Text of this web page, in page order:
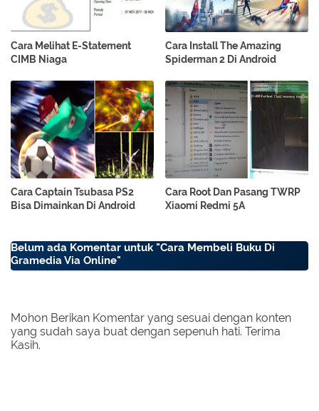
Cara Melihat E-Statement
CIMB Niaga
Cara Install The Amazing
Spiderman 2 Di Android
Cara Captain Tsubasa PS2
Bisa Dimainkan Di Android
Cara Root Dan Pasang TWRP
Xiaomi Redmi 5A
Belum ada Komentar untuk "Cara Membeli Buku Di
Gramedia Via Online"
Mohon Berikan Komentar yang sesuai dengan konten
yang sudah saya buat dengan sepenuh hati. Terima
Kasih.